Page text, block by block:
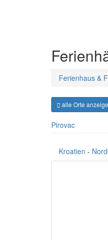
Ferienhaus &
alle Orte
Pirovac
Kroatien -